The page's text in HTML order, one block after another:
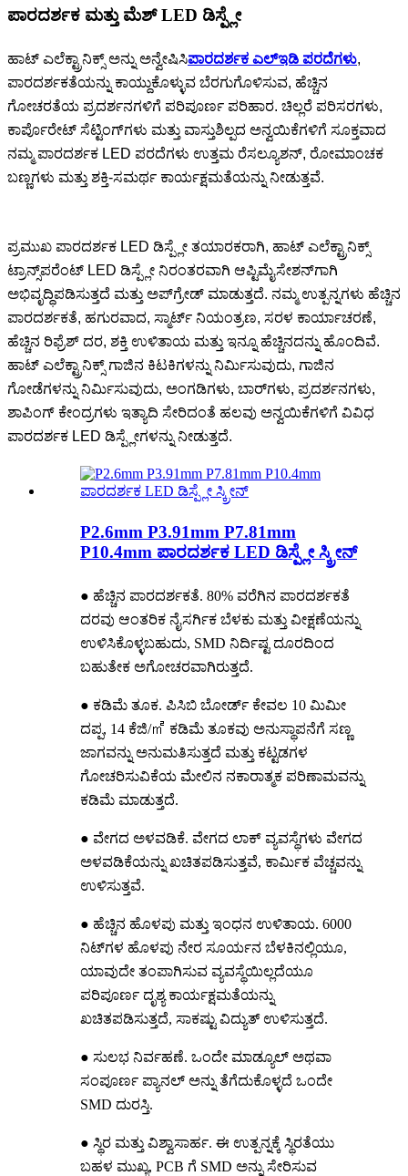
ಪಾರದರ್ಶಕ ಮತ್ತು ಮೆಶ್ LED ಡಿಸ್ಪ್ಲೇ
ಹಾಟ್ ಎಲೆಕ್ಟ್ರಾನಿಕ್ಸ್ ಅನ್ನು ಅನ್ವೇಷಿಸಿಪಾರದರ್ಶಕ ಎಲ್ಇಡಿ ಪರದೆಗಳು,
ಪಾರದರ್ಶಕತೆಯನ್ನು ಕಾಯ್ದುಕೊಳ್ಳುವ ಬೆರಗುಗೊಳಿಸುವ, ಹೆಚ್ಚಿನ
ಗೋಚರತೆಯ ಪ್ರದರ್ಶನಗಳಿಗೆ ಪರಿಪೂರ್ಣ ಪರಿಹಾರ. ಚಿಲ್ಲರೆ ಪರಿಸರಗಳು,
ಕಾರ್ಪೊರೇಟ್ ಸೆಟ್ಟಿಂಗ್‌ಗಳು ಮತ್ತು ವಾಸ್ತುಶಿಲ್ಪದ ಅನ್ವಯಿಕೆಗಳಿಗೆ ಸೂಕ್ತವಾದ
ನಮ್ಮ ಪಾರದರ್ಶಕ LED ಪರದೆಗಳು ಉತ್ತಮ ರೆಸಲ್ಯೂಶನ್, ರೋಮಾಂಚಕ
ಬಣ್ಣಗಳು ಮತ್ತು ಶಕ್ತಿ-ಸಮರ್ಥ ಕಾರ್ಯಕ್ಷಮತೆಯನ್ನು ನೀಡುತ್ತವೆ.
ಪ್ರಮುಖ ಪಾರದರ್ಶಕ LED ಡಿಸ್ಪ್ಲೇ ತಯಾರಕರಾಗಿ, ಹಾಟ್ ಎಲೆಕ್ಟ್ರಾನಿಕ್ಸ್
ಟ್ರಾನ್ಸ್‌ಪರೆಂಟ್ LED ಡಿಸ್ಪ್ಲೇ ನಿರಂತರವಾಗಿ ಆಪ್ಟಿಮೈಸೇಶನ್‌ಗಾಗಿ
ಅಭಿವೃದ್ಧಿಪಡಿಸುತ್ತದೆ ಮತ್ತು ಅಪ್‌ಗ್ರೇಡ್ ಮಾಡುತ್ತದೆ. ನಮ್ಮ ಉತ್ಪನ್ನಗಳು ಹೆಚ್ಚಿನ
ಪಾರದರ್ಶಕತೆ, ಹಗುರವಾದ, ಸ್ಮಾರ್ಟ್ ನಿಯಂತ್ರಣ, ಸರಳ ಕಾರ್ಯಾಚರಣೆ,
ಹೆಚ್ಚಿನ ರಿಫ್ರೆಶ್ ದರ, ಶಕ್ತಿ ಉಳಿತಾಯ ಮತ್ತು ಇನ್ನೂ ಹೆಚ್ಚಿನದನ್ನು ಹೊಂದಿವೆ.
ಹಾಟ್ ಎಲೆಕ್ಟ್ರಾನಿಕ್ಸ್ ಗಾಜಿನ ಕಿಟಕಿಗಳನ್ನು ನಿರ್ಮಿಸುವುದು, ಗಾಜಿನ
ಗೋಡೆಗಳನ್ನು ನಿರ್ಮಿಸುವುದು, ಅಂಗಡಿಗಳು, ಬಾರ್‌ಗಳು, ಪ್ರದರ್ಶನಗಳು,
ಶಾಪಿಂಗ್ ಕೇಂದ್ರಗಳು ಇತ್ಯಾದಿ ಸೇರಿದಂತೆ ಹಲವು ಅನ್ವಯಿಕೆಗಳಿಗೆ ವಿವಿಧ
ಪಾರದರ್ಶಕ LED ಡಿಸ್ಪ್ಲೇಗಳನ್ನು ನೀಡುತ್ತದೆ.
P2.6mm P3.91mm P7.81mm
P10.4mm ಪಾರದರ್ಶಕ LED ಡಿಸ್ಪ್ಲೇ ಸ್ಕ್ರೀನ್
● ಹೆಚ್ಚಿನ ಪಾರದರ್ಶಕತೆ. 80% ವರೆಗಿನ ಪಾರದರ್ಶಕತೆ
ದರವು ಆಂತರಿಕ ನೈಸರ್ಗಿಕ ಬೆಳಕು ಮತ್ತು ವೀಕ್ಷಣೆಯನ್ನು
ಉಳಿಸಿಕೊಳ್ಳಬಹುದು, SMD ನಿರ್ದಿಷ್ಟ ದೂರದಿಂದ
ಬಹುತೇಕ ಅಗೋಚರವಾಗಿರುತ್ತದೆ.
● ಕಡಿಮೆ ತೂಕ. ಪಿಸಿಬಿ ಬೋರ್ಡ್ ಕೇವಲ 10 ಮಿಮೀ
ದಪ್ಪ, 14 ಕೆಜಿ/㎡ ಕಡಿಮೆ ತೂಕವು ಅನುಸ್ಥಾಪನೆಗೆ ಸಣ್ಣ
ಜಾಗವನ್ನು ಅನುಮತಿಸುತ್ತದೆ ಮತ್ತು ಕಟ್ಟಡಗಳ
ಗೋಚರಿಸುವಿಕೆಯ ಮೇಲಿನ ನಕಾರಾತ್ಮಕ ಪರಿಣಾಮವನ್ನು
ಕಡಿಮೆ ಮಾಡುತ್ತದೆ.
● ವೇಗದ ಅಳವಡಿಕೆ. ವೇಗದ ಲಾಕ್ ವ್ಯವಸ್ಥೆಗಳು ವೇಗದ
ಅಳವಡಿಕೆಯನ್ನು ಖಚಿತಪಡಿಸುತ್ತವೆ, ಕಾರ್ಮಿಕ ವೆಚ್ಚವನ್ನು
ಉಳಿಸುತ್ತವೆ.
● ಹೆಚ್ಚಿನ ಹೊಳಪು ಮತ್ತು ಇಂಧನ ಉಳಿತಾಯ. 6000
ನಿಟ್‌ಗಳ ಹೊಳಪು ನೇರ ಸೂರ್ಯನ ಬೆಳಕಿನಲ್ಲಿಯೂ,
ಯಾವುದೇ ತಂಪಾಗಿಸುವ ವ್ಯವಸ್ಥೆಯಿಲ್ಲದೆಯೂ
ಪರಿಪೂರ್ಣ ದೃಶ್ಯ ಕಾರ್ಯಕ್ಷಮತೆಯನ್ನು
ಖಚಿತಪಡಿಸುತ್ತದೆ, ಸಾಕಷ್ಟು ವಿದ್ಯುತ್ ಉಳಿಸುತ್ತದೆ.
● ಸುಲಭ ನಿರ್ವಹಣೆ. ಒಂದೇ ಮಾಡ್ಯೂಲ್ ಅಥವಾ
ಸಂಪೂರ್ಣ ಪ್ಯಾನಲ್ ಅನ್ನು ತೆಗೆದುಕೊಳ್ಳದೆ ಒಂದೇ
SMD ದುರಸ್ತಿ.
● ಸ್ಥಿರ ಮತ್ತು ವಿಶ್ವಾಸಾರ್ಹ. ಈ ಉತ್ಪನ್ನಕ್ಕೆ ಸ್ಥಿರತೆಯು
ಬಹಳ ಮುಖ್ಯ, PCB ಗೆ SMD ಅನ್ನು ಸೇರಿಸುವ